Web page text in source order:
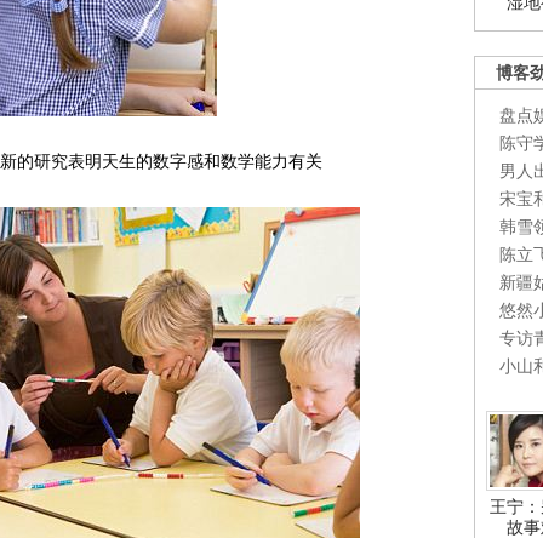
博客
盘点
陈守
男人
宋宝
韩雪
陈立
新疆
悠然
专访
小山
王宁
故
的研究表明天生的数字感和数学能力有关